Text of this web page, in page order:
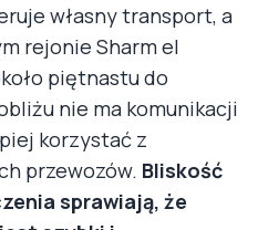
własny transport, a
rejonie Sharm el
piętnastu do
nie ma komunikacji
korzystać z
przewozów. Bliskość
sprawiają, że